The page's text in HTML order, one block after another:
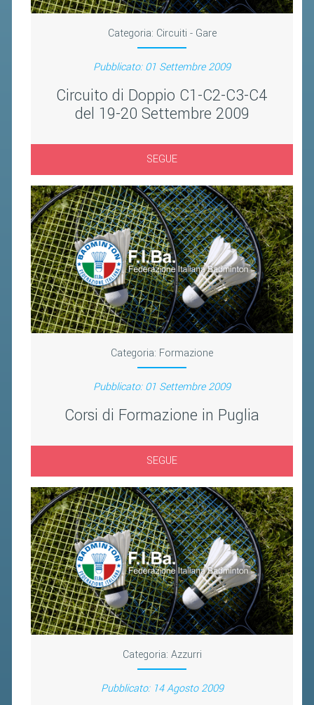
Categoria: Circuiti - Gare
Pubblicato: 01 Settembre 2009
Circuito di Doppio C1-C2-C3-C4
del 19-20 Settembre 2009
SEGUE
Categoria: Formazione
Pubblicato: 01 Settembre 2009
Corsi di Formazione in Puglia
SEGUE
Categoria: Azzurri
Pubblicato: 14 Agosto 2009
BANDI DI GARA E CONTRATTI
WHISTLEBLOWING
SPORTELLO FISCALE
NOVITÀ FISCALI
DOCUMENTI E APPROFONDIMENTI
AIRBADMINTON
TAPPE REGIONALI AIRBADMINTON
PICKLEBALL
FIBA PICKLEBALL TOUR
CLASSIFICHE PICKLEBALL
BANDI PUBBLICI
VOLA CON NOI 2026
2026
2025
2024
2023
2022
2021
2020
2018